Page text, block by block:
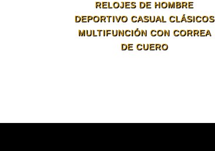
RELOJES DE HOMBRE
DEPORTIVO CASUAL CLÁSICOS
MULTIFUNCIÓN CON CORREA
DE CUERO